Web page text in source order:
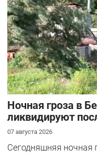
Ночная гроза в
ликвидируют
07 августа 2026
Сегодняшняя ночная